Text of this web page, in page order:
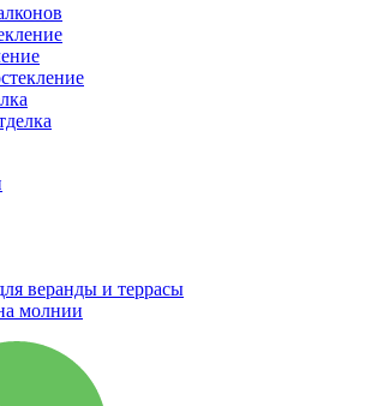
веранды и террасы
молнии